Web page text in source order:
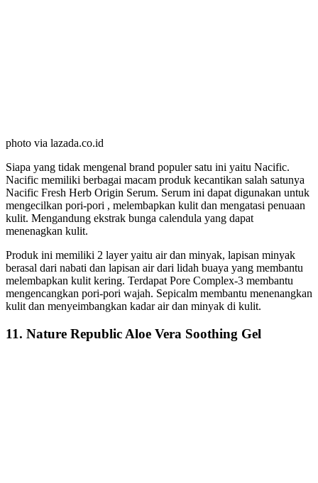
photo via lazada.co.id
Siapa yang tidak mengenal brand populer satu ini yaitu Nacific.
Nacific memiliki berbagai macam produk kecantikan salah satunya
Nacific Fresh Herb Origin Serum. Serum ini dapat digunakan untuk
mengecilkan pori-pori , melembapkan kulit dan mengatasi penuaan
kulit. Mengandung ekstrak bunga calendula yang dapat
menenagkan kulit.
Produk ini memiliki 2 layer yaitu air dan minyak, lapisan minyak
berasal dari nabati dan lapisan air dari lidah buaya yang membantu
melembapkan kulit kering. Terdapat Pore Complex-3 membantu
mengencangkan pori-pori wajah. Sepicalm membantu menenangkan
kulit dan menyeimbangkan kadar air dan minyak di kulit.
11. Nature Republic Aloe Vera Soothing Gel